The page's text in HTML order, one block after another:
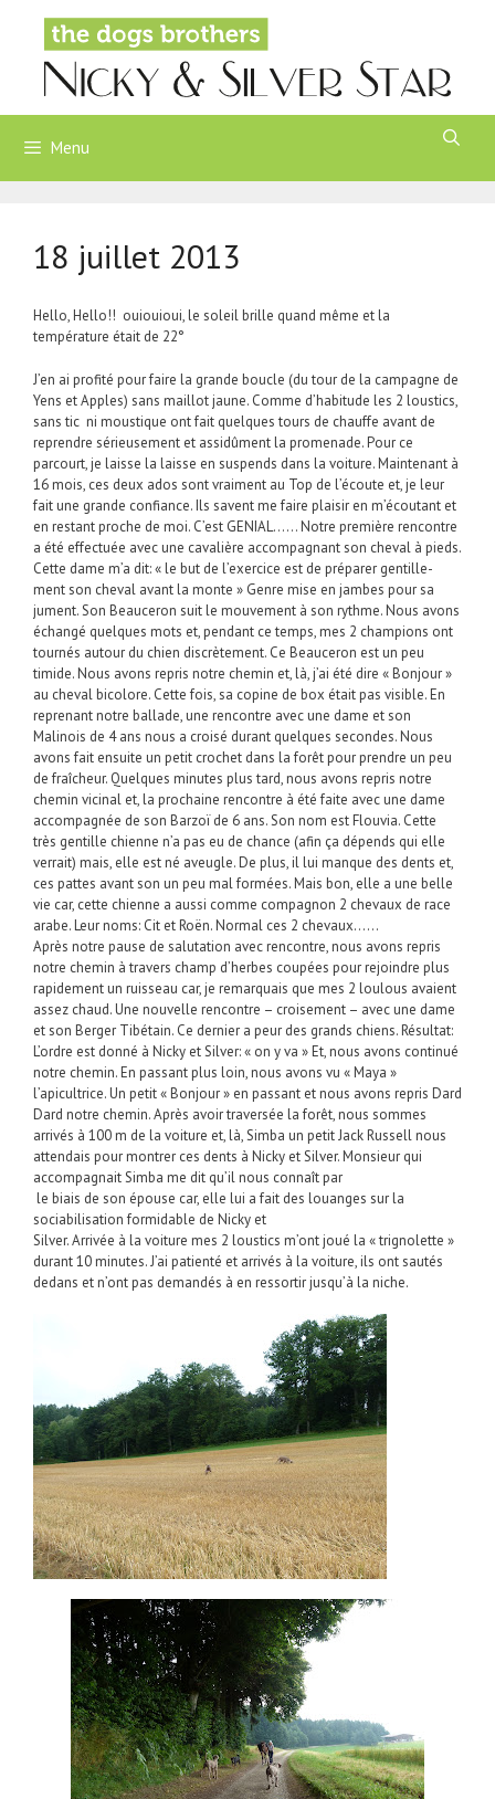
contenu
Menu
18 juillet 2013
Hello, Hello!! ouiouioui, le soleil brille quand même et la
température était de 22°
J’en ai profité pour faire la grande boucle (du tour de la campagne de
Yens et Apples) sans maillot jaune. Comme d’habitude les 2 loustics,
sans tic ni moustique ont fait quelques tours de chauffe avant de
reprendre sérieusement et assidûment la promenade. Pour ce
parcourt, je laisse la laisse en suspends dans la voiture. Maintenant à
16 mois, ces deux ados sont vraiment au Top de l’écoute et, je leur
fait une grande confiance. Ils savent me faire plaisir en m’écoutant et
en restant proche de moi. C’est GENIAL…… Notre première rencontre
a été effectuée avec une cavalière accompagnant son cheval à pieds.
Cette dame m’a dit: « le but de l’exercice est de préparer gentille-
ment son cheval avant la monte » Genre mise en jambes pour sa
jument. Son Beauceron suit le mouvement à son rythme. Nous avons
échangé quelques mots et, pendant ce temps, mes 2 champions ont
tournés autour du chien discrètement. Ce Beauceron est un peu
timide. Nous avons repris notre chemin et, là, j’ai été dire « Bonjour »
au cheval bicolore. Cette fois, sa copine de box était pas visible. En
reprenant notre ballade, une rencontre avec une dame et son
Malinois de 4 ans nous a croisé durant quelques secondes. Nous
avons fait ensuite un petit crochet dans la forêt pour prendre un peu
de fraîcheur. Quelques minutes plus tard, nous avons repris notre
chemin vicinal et, la prochaine rencontre à été faite avec une dame
accompagnée de son Barzoï de 6 ans. Son nom est Flouvia. Cette
très gentille chienne n’a pas eu de chance (afin ça dépends qui elle
verrait) mais, elle est né aveugle. De plus, il lui manque des dents et,
ces pattes avant son un peu mal formées. Mais bon, elle a une belle
vie car, cette chienne a aussi comme compagnon 2 chevaux de race
arabe. Leur noms: Cit et Roën. Normal ces 2 chevaux……
Après notre pause de salutation avec rencontre, nous avons repris
notre chemin à travers champ d’herbes coupées pour rejoindre plus
rapidement un ruisseau car, je remarquais que mes 2 loulous avaient
assez chaud. Une nouvelle rencontre – croisement – avec une dame
et son Berger Tibétain. Ce dernier a peur des grands chiens. Résultat:
L’ordre est donné à Nicky et Silver: « on y va » Et, nous avons continué
notre chemin. En passant plus loin, nous avons vu « Maya »
l’apicultrice. Un petit « Bonjour » en passant et nous avons repris Dard
Dard notre chemin. Après avoir traversée la forêt, nous sommes
arrivés à 100 m de la voiture et, là, Simba un petit Jack Russell nous
attendais pour montrer ces dents à Nicky et Silver. Monsieur qui
accompagnait Simba me dit qu’il nous connaît par
le biais de son épouse car, elle lui a fait des louanges sur la
sociabilisation formidable de Nicky et
Silver. Arrivée à la voiture mes 2 loustics m’ont joué la « trignolette »
durant 10 minutes. J’ai patienté et arrivés à la voiture, ils ont sautés
dedans et n’ont pas demandés à en ressortir jusqu’à la niche.